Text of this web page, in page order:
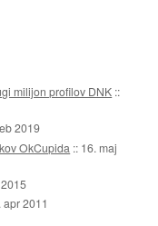
milijon profilov DNK ::
2019
OkCupida :: 16. maj
apr 2011